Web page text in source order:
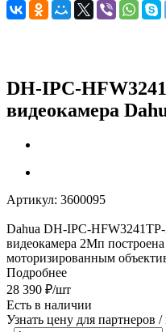
DH-IPC-
видеокамера
Артикул: 3600095
Dahua DH-IPC-
видеокамера 2Mп
моторизированным
Подробнее
28 390 ₽/шт
Есть в наличии
Узнать цену для партнеров